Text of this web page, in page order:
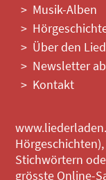
Musik-Alben
Über den
Newsletter
Kontakt
Stichwörtern
grösste Online-